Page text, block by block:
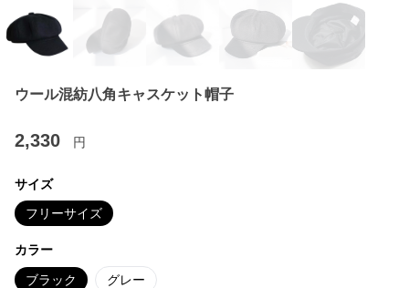
ウール混紡八角キャスケット帽子
2,330 円
サイズ
フリーサイズ
カラー
ブラック グレー